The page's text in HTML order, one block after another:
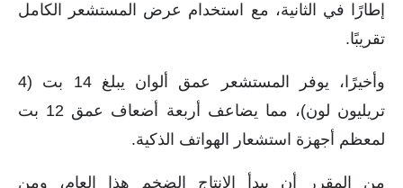
إطارًا في الثانية، مع استخدام عرض المستشعر الكامل
تقريبًا.
وأخيرًا، يوفر المستشعر عمق ألوان يبلغ 14 بت (4
تريليون لون)، مما يضاعف أربعة أضعاف عمق 12 بت
لمعظم أجهزة استشعار الهواتف الذكية.
من المقرر أن يبدأ الإنتاج الضخم هذا العام، ومن